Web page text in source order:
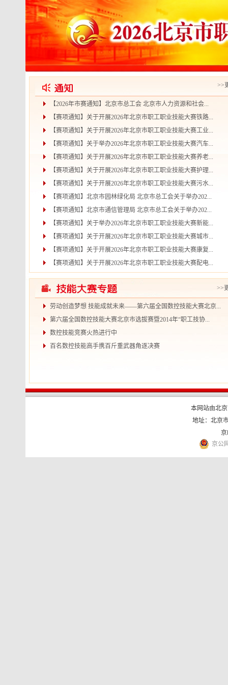
>>
【2026年市赛通知】北京市总工会 北京市人力资源和社会...
【赛项通知】关于开展2026年北京市职工职业技能大赛铁路...
【赛项通知】关于开展2026年北京市职工职业技能大赛工业...
【赛项通知】关于举办2026年北京市职工职业技能大赛汽车...
【赛项通知】关于开展2026年北京市职工职业技能大赛养老...
【赛项通知】关于开展2026年北京市职工职业技能大赛护理...
【赛项通知】关于开展2026年北京市职工职业技能大赛污水...
【赛项通知】北京市园林绿化局 北京市总工会关于举办202...
【赛项通知】北京市通信管理局 北京市总工会关于举办202...
【赛项通知】关于举办2026年北京市职工职业技能大赛新能...
【赛项通知】关于开展2026年北京市职工职业技能大赛城市...
【赛项通知】关于开展2026年北京市职工职业技能大赛康复...
【赛项通知】关于开展2026年北京市职工职业技能大赛配电...
>>
劳动创造梦想 技能成就未来——第六届全国数控技能大赛北京...
第六届全国数控技能大赛北京市选拔赛暨2014年“职工技协...
数控技能竞赛火热进行中
百名数控技能高手携百斤重武器角逐决赛
本网站由北
地址：北京
京公